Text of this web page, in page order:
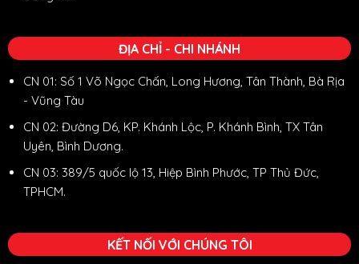
ĐỊA CHỈ - CHI NHÁNH
CN 01: Số 1 Võ Ngọc Chấn, Long Hương, Tân Thành, Bà Rịa
- Vũng Tàu
CN 02: Đường D6, KP. Khánh Lộc, P. Khánh Bình, TX Tân
Uyên, Bình Dương.
CN 03: 389/5 quốc lộ 13, Hiệp Bình Phước, TP Thủ Đức,
TPHCM.
KẾT NỐI VỚI CHÚNG TÔI